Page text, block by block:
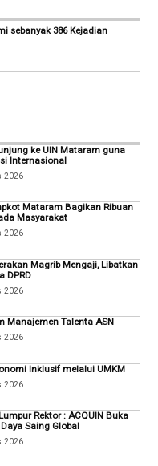
sebanyak 386 Kejadian
ke UIN Mataram guna
Internasional
2026
Mataram Bagikan Ribuan
Masyarakat
2026
Magrib Mengaji, Libatkan
DPRD
2026
Manajemen Talenta ASN
2026
Inklusif melalui UMKM
2026
Rektor : ACQUIN Buka
Saing Global
2026